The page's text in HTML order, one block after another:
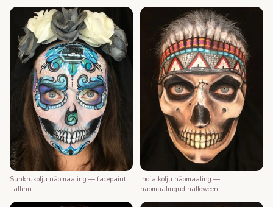
Suhkrukolju näomaaling — facepaint
Tallinn
India kolju näomaaling —
näomaalingud halloween